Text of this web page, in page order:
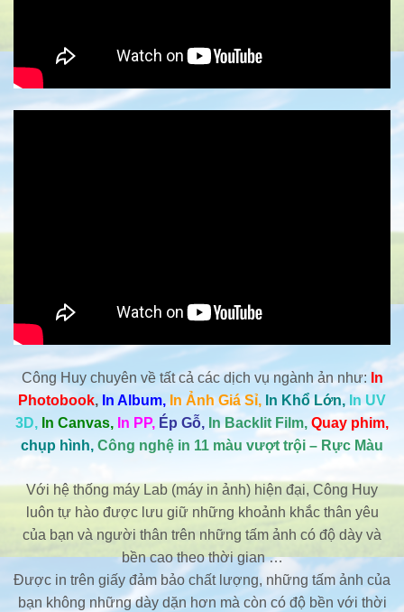
Công Huy chuyên về tất cả các dịch vụ ngành ản như: In
Photobook, In Album, In Ảnh Giá Sỉ, In Khổ Lớn, In UV
3D, In Canvas, In PP, Ép Gỗ, In Backlit Film, Quay phim,
chụp hình, Công nghệ in 11 màu vượt trội – Rực Màu
Với hệ thống máy Lab (máy in ảnh) hiện đại, Công Huy
luôn tự hào được lưu giữ những khoảnh khắc thân yêu
của bạn và người thân trên những tấm ảnh có độ dày và
bền cao theo thời gian …
Được in trên giấy đảm bảo chất lượng, những tấm ảnh của
bạn không những dày dặn hơn mà còn có độ bền với thời